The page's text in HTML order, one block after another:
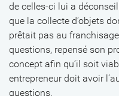
de celles-ci lui a
que la collecte d’objets
prêtait pas au
questions, repensé son
concept afin qu’il soit
entrepreneur doit avoir
questions.